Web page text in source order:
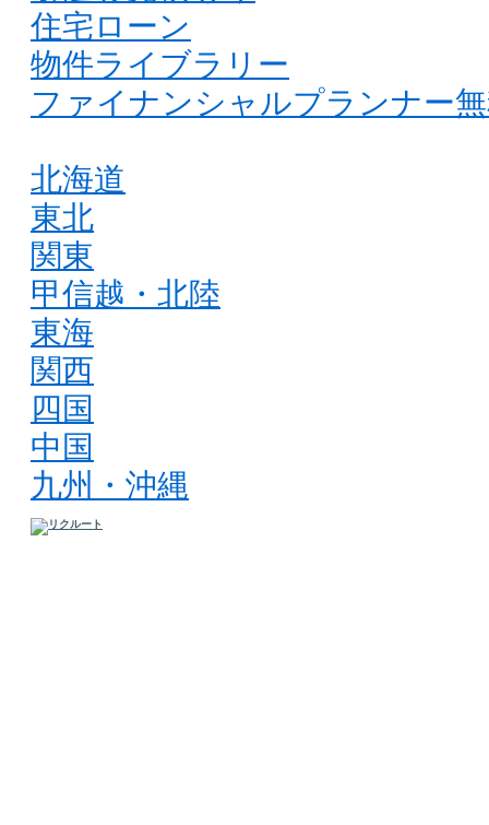
住宅ローン
物件ライブラリー
ファイナンシャルプランナー
北海道
東北
関東
甲信越・北陸
東海
関西
四国
中国
九州・沖縄